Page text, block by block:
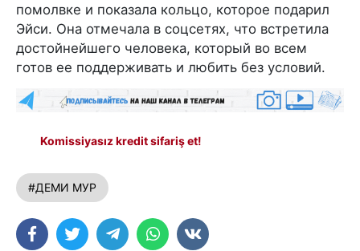
помолвке и показала кольцо, которое подарил
Эйси. Она отмечала в соцсетях, что встретила
достойнейшего человека, который во всем
готов ее поддерживать и любить без условий.
Komissiyasız kredit sifariş et!
#ДЕМИ МУР